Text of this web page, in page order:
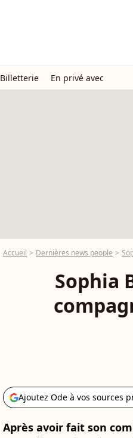
Billetterie En privé avec
Accueil Dernières news people
Sophia
Ajoutez Ode à vos sources
Après avoir fait son